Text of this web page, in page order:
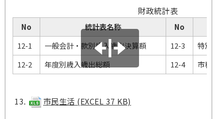
財政統計表
No 統計表名称
No
12-1
一般会計・款別歳入歳出決算額 12-3
特別
12-2
年度別歳入歳出総額 12-4 市税
市民生活 (EXCEL 37 KB)